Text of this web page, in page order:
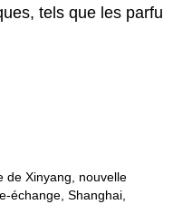
tels que les parfu
de Xinyang, nouvelle
échange, Shanghai,